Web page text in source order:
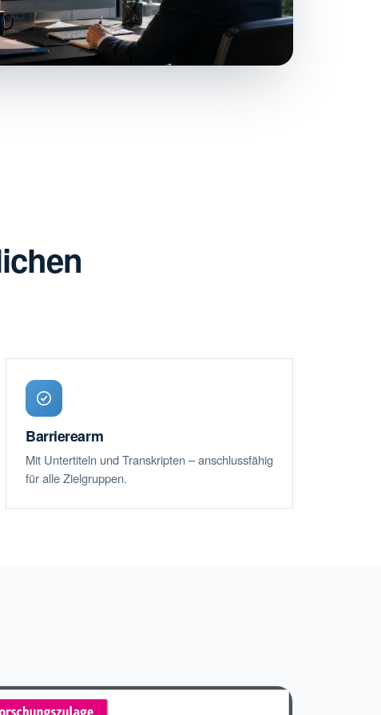
Barrierearm
Mit Untertiteln und Transkripten – anschlussfähig
für alle Zielgruppen.